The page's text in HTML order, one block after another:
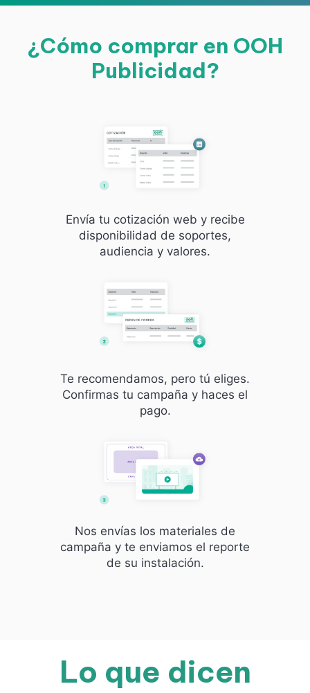
¿Cómo comprar en OOH
Publicidad?
Envía tu cotización web y recibe
disponibilidad de soportes,
audiencia y valores.
Te recomendamos, pero tú eliges.
Confirmas tu campaña y haces el
pago.
Nos envías los materiales de
campaña y te enviamos el reporte
de su instalación.
Lo que dicen